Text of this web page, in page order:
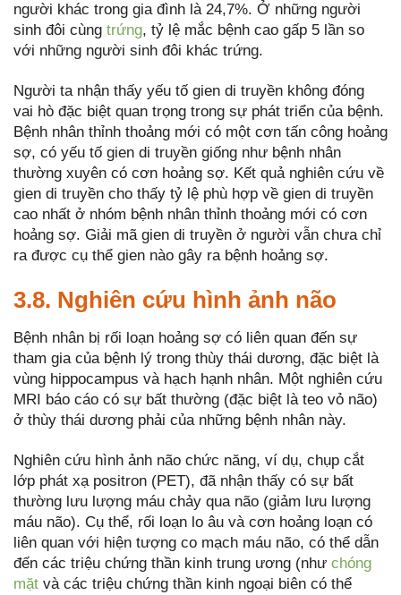
người khác trong gia đình là 24,7%. Ở những người
sinh đôi cùng trứng, tỷ lệ mắc bệnh cao gấp 5 lần so
với những người sinh đôi khác trứng.
Người ta nhận thấy yếu tố gien di truyền không đóng
vai hò đặc biệt quan trọng trong sự phát triển của bệnh.
Bệnh nhân thỉnh thoảng mới có một cơn tấn công hoảng
sợ, có yếu tố gien di truyền giống như bệnh nhân
thường xuyên có cơn hoảng sợ. Kết quả nghiên cứu về
gien di truyền cho thấy tỷ lệ phù hợp về gien di truyền
cao nhất ở nhóm bệnh nhân thỉnh thoảng mới có cơn
hoảng sợ. Giải mã gien di truyền ở người vẫn chưa chỉ
ra được cụ thể gien nào gây ra bệnh hoảng sợ.
3.8. Nghiên cứu hình ảnh não
Bệnh nhân bị rối loạn hoảng sợ có liên quan đến sự
tham gia của bệnh lý trong thùy thái dương, đặc biệt là
vùng hippocampus và hạch hạnh nhân. Một nghiên cứu
MRI báo cáo có sự bất thường (đặc biệt là teo vỏ não)
ở thùy thái dương phải của những bệnh nhân này.
Nghiên cứu hình ảnh não chức năng, ví dụ, chụp cắt
lớp phát xạ positron (PET), đã nhận thấy có sự bất
thường lưu lượng máu chảy qua não (giảm lưu lượng
máu não). Cụ thể, rối loạn lo âu và cơn hoảng loạn có
liên quan với hiện tượng co mạch máu não, có thể dẫn
đến các triệu chứng thần kinh trung ương (như chóng
mặt và các triệu chứng thần kinh ngoại biên có thể